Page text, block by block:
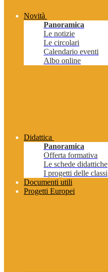
Novità
Panoramica
Le notizie
Le circolari
Calendario eventi
Albo online
Didattica
Panoramica
Offerta formativa
Le schede didattiche
I progetti delle classi
Documenti utili
Progetti Europei